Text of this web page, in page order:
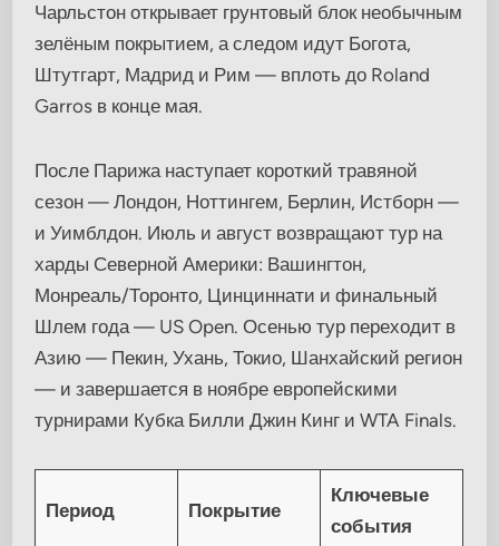
Чарльстон открывает грунтовый блок необычным
зелёным покрытием, а следом идут Богота,
Штутгарт, Мадрид и Рим — вплоть до Roland
Garros в конце мая.
После Парижа наступает короткий травяной
сезон — Лондон, Ноттингем, Берлин, Истборн —
и Уимблдон. Июль и август возвращают тур на
харды Северной Америки: Вашингтон,
Монреаль/Торонто, Цинциннати и финальный
Шлем года — US Open. Осенью тур переходит в
Азию — Пекин, Ухань, Токио, Шанхайский регион
— и завершается в ноябре европейскими
турнирами Кубка Билли Джин Кинг и WTA Finals.
Период Покрытие
Ключевые
события